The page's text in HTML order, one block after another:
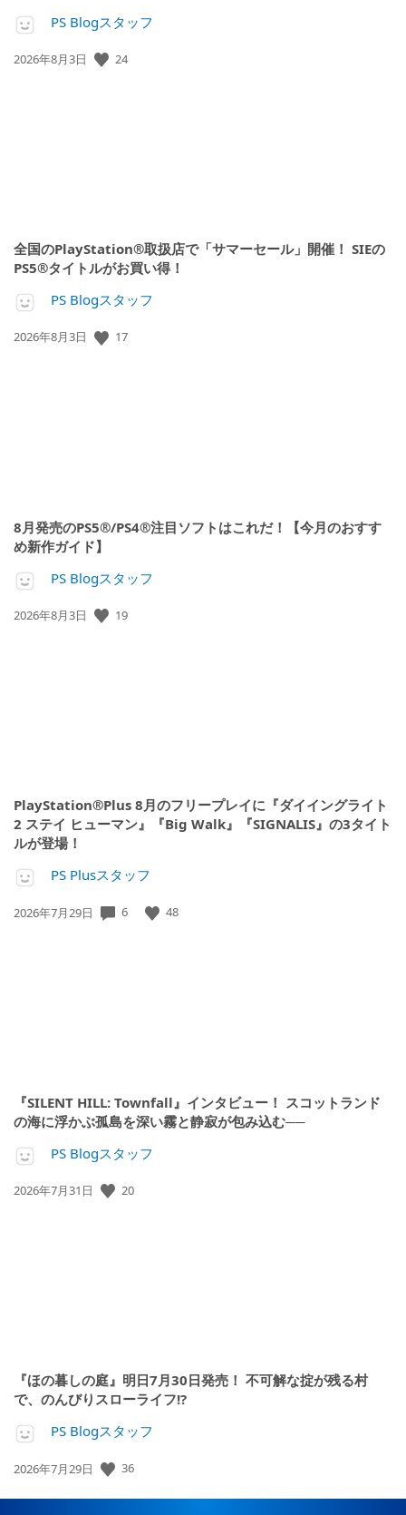
PS Blogスタッフ
公
2026年8月3日 24
全国のPlayStation®取扱店で「サマーセール」開催！ SIEの
PS5®タイトルがお買い得！
PS Blogスタッフ
公
2026年8月3日 17
8月発売のPS5®/PS4®注目ソフトはこれだ！【今月のおすす
め新作ガイド】
PS Blogスタッフ
公
2026年8月3日 19
PlayStation®Plus 8月のフリープレイに『ダイイングライト
2 ステイ ヒューマン』『Big Walk』『SIGNALIS』の3タイト
ルが登場！
PS Plusスタッフ
公
2026年7月29日 6 48
『SILENT HILL: Townfall』インタビュー！ スコットランド
の海に浮かぶ孤島を深い霧と静寂が包み込む──
PS Blogスタッフ
公
2026年7月31日 20
『ほの暮しの庭』明日7月30日発売！ 不可解な掟が残る村
で、のんびりスローライフ!?
PS Blogスタッフ
公
日:
2026年7月29日 36